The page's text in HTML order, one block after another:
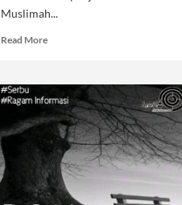
Muslimah...
Read MoreRead
Renungan
Akhir
Ramadan:
Istikamah
dalam
Takwa